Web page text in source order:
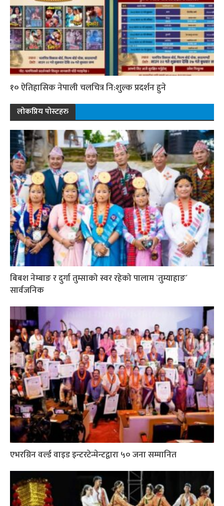
१० ऐतिहासिक नेपाली चलचित्र नि:शुल्क प्रदर्शन हुने
लोकप्रिय पोस्टहरु
बिबश नेम्बाङ र दुर्गा तुम्साको स्वर रहेको पालाम `तुम्याहाङ´
सार्वजनिक
एभरग्रिन वर्ल्ड वाइड इन्टरटेन्मेन्टद्वारा ५० जना सम्मानित